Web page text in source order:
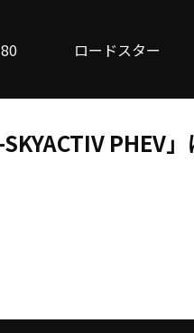
ロードスター
PHEV」